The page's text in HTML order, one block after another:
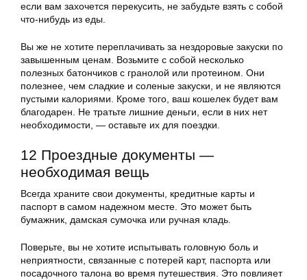
если вам захочется перекусить, не забудьте взять с собой
что-нибудь из еды.
Вы же не хотите переплачивать за нездоровые закуски по
завышенным ценам. Возьмите с собой несколько
полезных батончиков с гранолой или протеином. Они
полезнее, чем сладкие и соленые закуски, и не являются
пустыми калориями. Кроме того, ваш кошелек будет вам
благодарен. Не тратьте лишние деньги, если в них нет
необходимости, — оставьте их для поездки.
12 Проездные документы —
необходимая вещь
Всегда храните свои документы, кредитные карты и
паспорт в самом надежном месте. Это может быть
бумажник, дамская сумочка или ручная кладь.
Поверьте, вы не хотите испытывать головную боль и
неприятности, связанные с потерей карт, паспорта или
посадочного талона во время путешествия. Это повлияет